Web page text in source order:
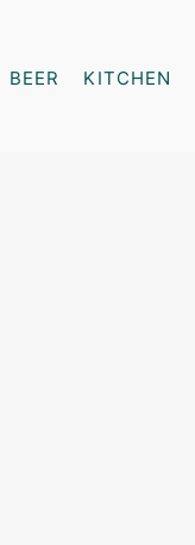
BEER KITCHEN